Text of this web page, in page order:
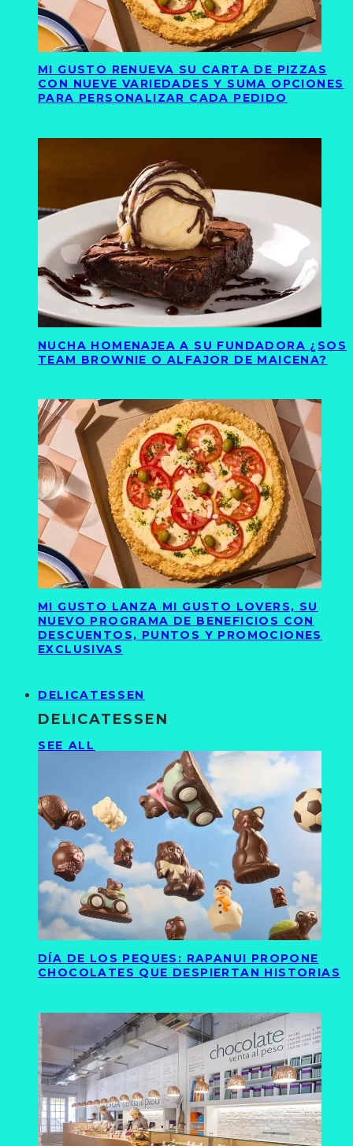
MI GUSTO RENUEVA SU CARTA DE PIZZAS
CON NUEVE VARIEDADES Y SUMA OPCIONES
PARA PERSONALIZAR CADA PEDIDO
NUCHA HOMENAJEA A SU FUNDADORA ¿SOS
TEAM BROWNIE O ALFAJOR DE MAICENA?
MI GUSTO LANZA MI GUSTO LOVERS, SU
NUEVO PROGRAMA DE BENEFICIOS CON
DESCUENTOS, PUNTOS Y PROMOCIONES
EXCLUSIVAS
DELICATESSEN
DELICATESSEN
SEE ALL
DÍA DE LOS PEQUES: RAPANUI PROPONE
CHOCOLATES QUE DESPIERTAN HISTORIAS